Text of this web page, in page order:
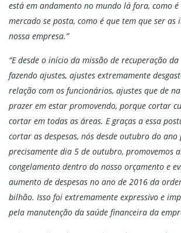
está em andamento no mundo lá fora, como é
mercado se posta, como é que tem que ser as
nossa empresa.”
“E desde o início da missão de recuperação da
fazendo ajustes, ajustes extremamente
relação com os funcionários, ajustes que de
prazer em estar promovendo, porque cortar
cortar em todas as áreas. E graças a essa
cortar as despesas, nós desde outubro do ano
precisamente dia 5 de outubro, promovemos
congelamento dentro do nosso orçamento e
aumento de despesas no ano de 2016 da
bilhão. Isso foi extremamente expressivo e
pela manutenção da saúde financeira da